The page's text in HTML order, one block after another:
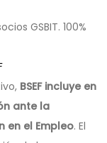
GSBIT. 100%
BSEF incluye en
ante la
en el Empleo. El